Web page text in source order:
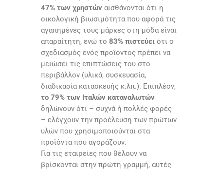
47% των χρηστών αισθάνονται ότι η
οικολογική βιωσιμότητα που αφορά τις
αγαπημένες τους μάρκες στη μόδα είναι
απαραίτητη, ενώ το 83% πιστεύει ότι ο
σχεδιασμός ενός προϊόντος πρέπει να
μειώσει τις επιπτώσεις του στο
περιβάλλον (υλικά, συσκευασία,
διαδικασία κατασκευής κ.λπ.). Επιπλέον,
το 79% των Ιταλών καταναλωτών
δηλώνουν ότι – συχνά ή πολλές φορές
– ελέγχουν την προέλευση των πρώτων
υλών που χρησιμοποιούνται στα
προϊόντα που αγοράζουν.
Για τις εταιρείες που θέλουν να
βρίσκονται στην πρώτη γραμμή, αυτές